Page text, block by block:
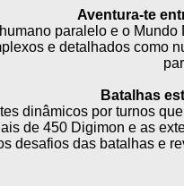
Aventura-te
paralelo e o
e detalhados como
Batalhas
dinâmicos por turnos
de 450 Digimon e as
desafios das batalhas e